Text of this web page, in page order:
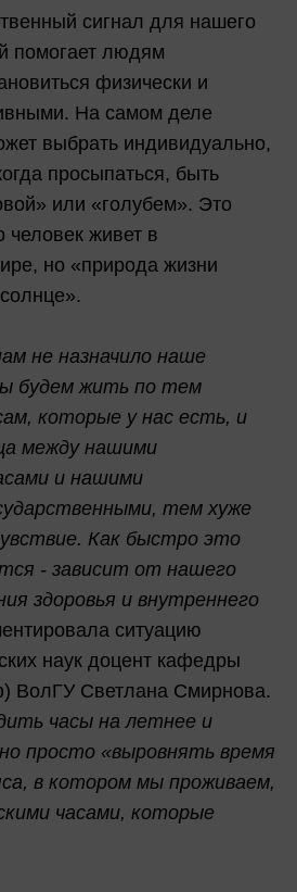
сигнал для нашего
помогает людям
физически и
На самом деле
выбрать индивидуально,
просыпаться, быть
или «голубем». Это
человек живет в
но «природа жизни
не назначило наше
будем жить по тем
которые у нас есть, и
между нашими
и нашими
тем хуже
Как быстро это
- зависит от нашего
здоровья и внутреннего
ситуацию
наук доцент кафедры
ВолГУ Светлана Смирнова.
часы на летнее и
просто «выровнять время
в котором мы проживаем,
часами, которые